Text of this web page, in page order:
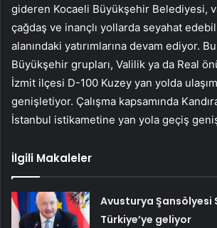
gideren Kocaeli Büyükşehir Belediyesi,
çağdaş ve inançlı yollarda seyahat
alanındaki yatırımlarına devam ediyor.
Büyükşehir grupları, Valilik ya da Real
İzmit ilçesi D-100 Kuzey yan yolda ulaşım
genişletiyor. Çalışma kapsamında
İstanbul istikametine yan yola geçiş
İlgili Makaleler
Avusturya Şansölyesi
Türkiye’ye geliyor